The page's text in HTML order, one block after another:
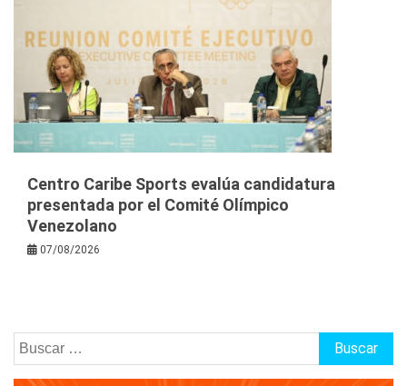
Centro Caribe Sports evalúa candidatura
presentada por el Comité Olímpico
Venezolano
07/08/2026
Buscar: